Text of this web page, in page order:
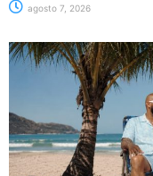
agosto 7, 2026